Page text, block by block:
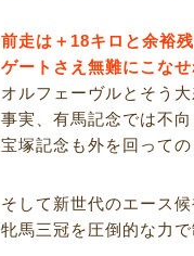
前走は＋18キロと余裕
ゲートさえ無難にこなせ
オルフェーヴルとそう
事実、有馬記念では不
宝塚記念も外を回って
そして新世代のエース候
牝馬三冠を圧倒的な力で